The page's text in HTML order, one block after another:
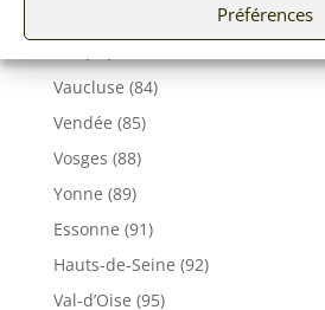
Préférences
Tarn-et-Garonne (82)
Vaucluse (84)
Vendée (85)
Vosges (88)
Yonne (89)
Essonne (91)
Hauts-de-Seine (92)
Val-d’Oise (95)